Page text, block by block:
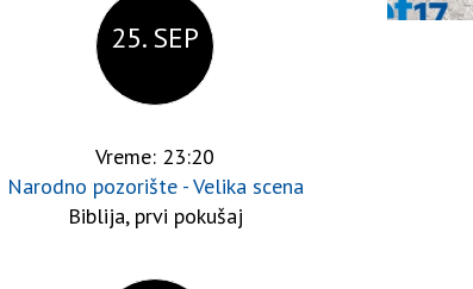
25. SEP
Vreme: 23:20
Narodno pozorište - Velika scena
Biblija, prvi pokušaj